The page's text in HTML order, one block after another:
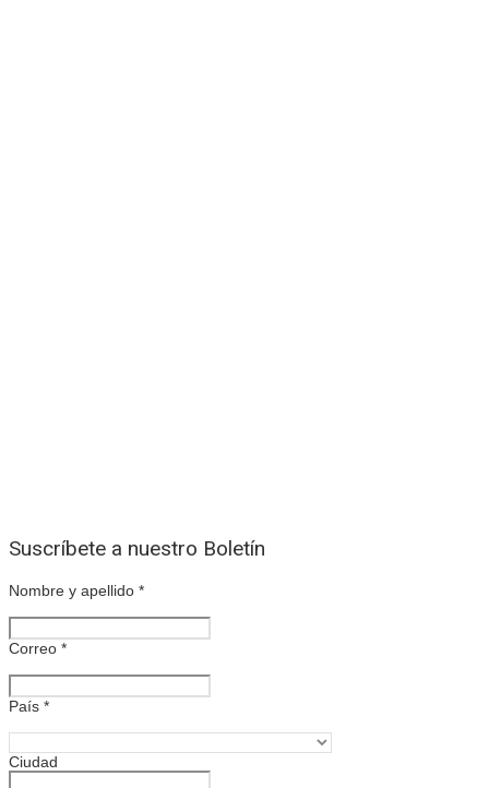
Suscríbete a nuestro Boletín
Nombre y apellido *
Correo *
País *
Ciudad